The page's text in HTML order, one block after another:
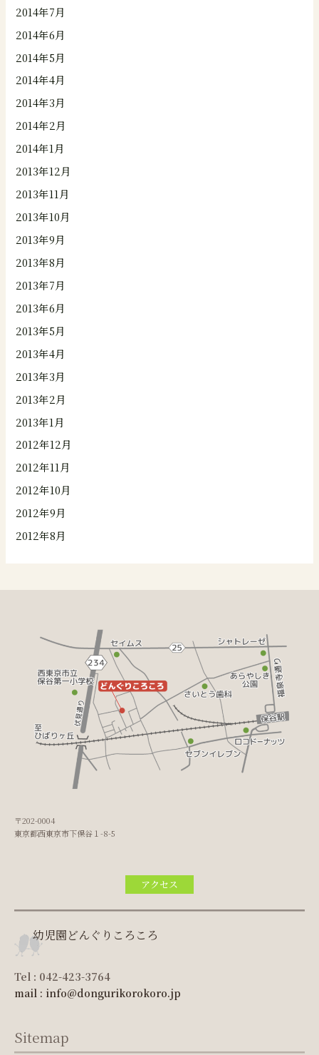
2014年7月
2014年6月
2014年5月
2014年4月
2014年3月
2014年2月
2014年1月
2013年12月
2013年11月
2013年10月
2013年9月
2013年8月
2013年7月
2013年6月
2013年5月
2013年4月
2013年3月
2013年2月
2013年1月
2012年12月
2012年11月
2012年10月
2012年9月
2012年8月
〒202-0004
東京都西東京市下保谷１-8-5
アクセス
幼児園どんぐりころころ
Tel : 042-423-3764
mail : info@dongurikorokoro.jp
Sitemap